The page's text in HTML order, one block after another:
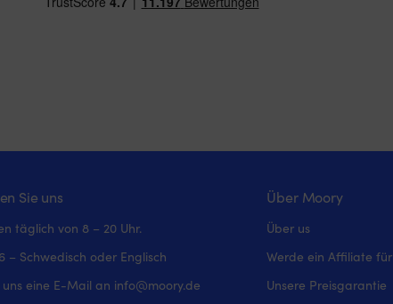
Sie uns
täglich von 8 – 20 Uhr.
– Schwedisch oder Englisch
uns eine E-Mail an info@moory.de
Über Moory
Über us
Werde ein Affiliate
Unsere Preisgarantie